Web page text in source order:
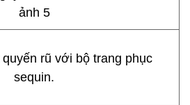
rũ với bộ trang phục
sequin.